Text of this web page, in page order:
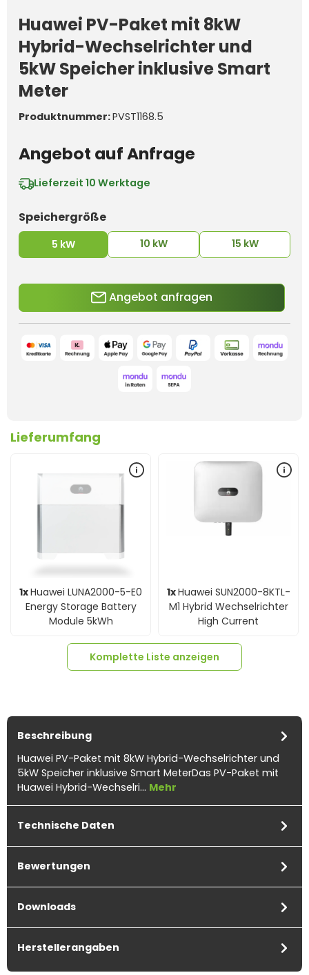
Huawei PV-Paket mit 8kW
Hybrid-Wechselrichter und
5kW Speicher inklusive Smart
Meter
Produktnummer:PVST1168.5
Angebot auf Anfrage
Lieferzeit 10 Werktage
Speichergrößeauswählen
5 kW 10 kW 15 kW
Angebot anfragen
Lieferumfang
1xHuawei LUNA2000-5-E0
Energy Storage Battery
Module 5kWh
1xHuawei SUN2000-8KTL-
M1 Hybrid Wechselrichter
High Current
1xHuawei BMS LUNA2000-
5KW-C0 Power Module
1xSmart Meter Huawei
DTSU666-H 3ph 3x100A
Sensoren
Komplette Liste anzeigen
Beschreibung
Huawei PV-Paket mit 8kW Hybrid-Wechselrichter und
5kW Speicher inklusive Smart MeterDas PV-Paket mit
Huawei Hybrid-Wechselri… Mehr
Technische Daten
Bewertungen
Downloads
Herstellerangaben